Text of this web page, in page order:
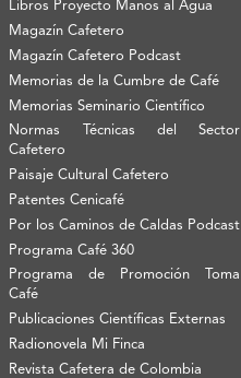
Libros Proyecto Manos al Agua
Magazín Cafetero
Magazín Cafetero Podcast
Memorias de la Cumbre de Café
Memorias Seminario Científico
Normas Técnicas del Sector
Cafetero
Paisaje Cultural Cafetero
Patentes Cenicafé
Por los Caminos de Caldas Podcast
Programa Café 360
Programa de Promoción Toma
Café
Publicaciones Científicas Externas
Radionovela Mi Finca
Revista Cafetera de Colombia